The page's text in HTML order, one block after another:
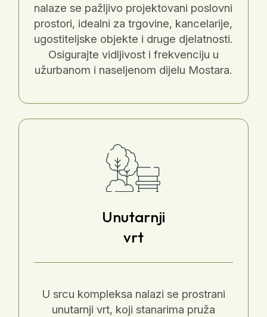
nalaze se pažljivo projektovani poslovni
prostori, idealni za trgovine, kancelarije,
ugostiteljske objekte i druge djelatnosti.
Osigurajte vidljivost i frekvenciju u
užurbanom i naseljenom dijelu Mostara.
Unutarnji
vrt
U srcu kompleksa nalazi se prostrani
unutarnji vrt, koji stanarima pruža